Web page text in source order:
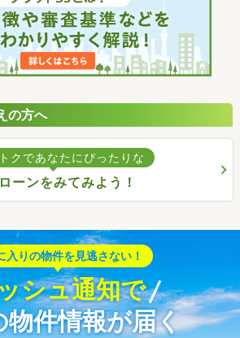
の方へ
クであなたにぴったりな
ーンをみてみよう！
入りの物件を見逃さない！
シュ通知で
物件情報が届く